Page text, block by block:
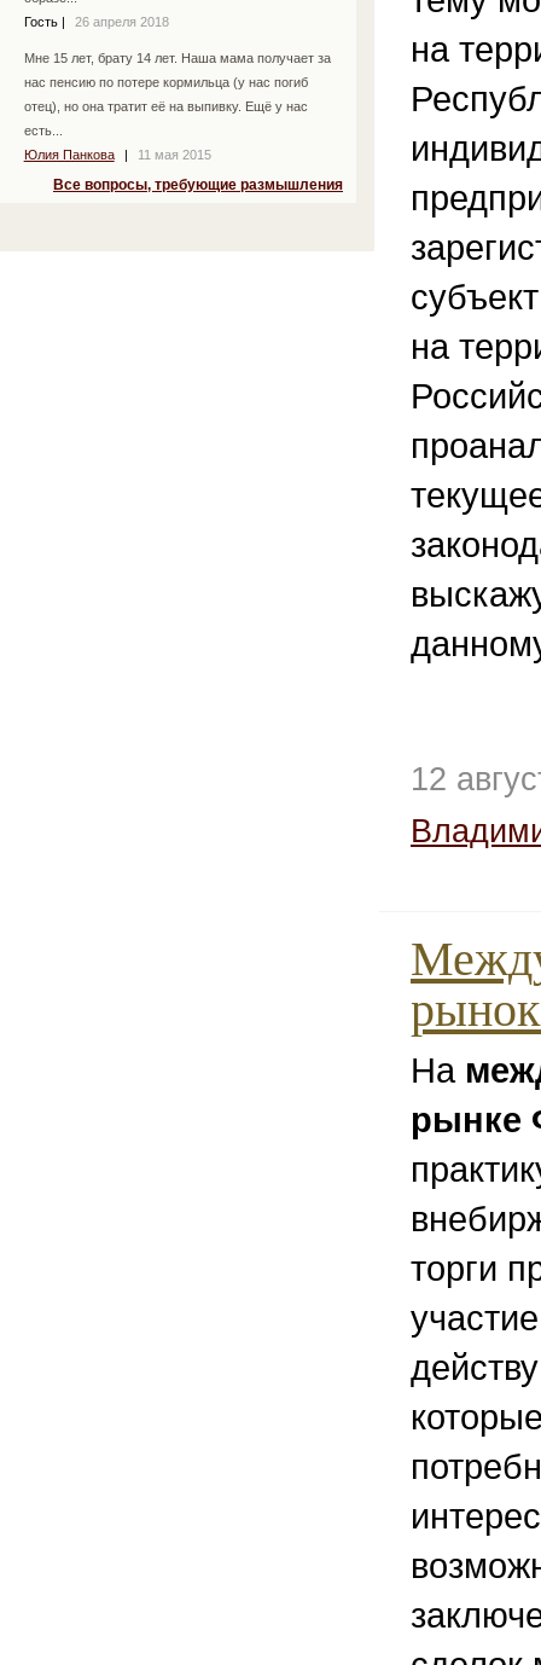
Гость | 26 апреля 2018
Мне 15 лет, брату 14 лет. Наша мама получает за
нас пенсию по потере кормильца (у нас погиб
отец), но она тратит её на выпивку. Ещё у нас
есть...
Юлия Панкова
| 11 мая 2015
Все вопросы, требующие размышления
на
на
12
На
рынке
торги